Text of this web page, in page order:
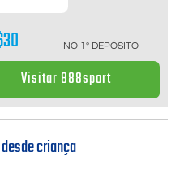
NO 1º DEPÓSITO
Visitar 888sport
criança